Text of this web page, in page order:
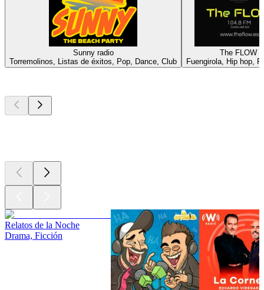
Sunny radio
Torremolinos, Listas de éxitos, Pop, Dance, Club
The FLOW
Fuengirola, Hip hop,
Relatos de la Noche
Drama, Ficción